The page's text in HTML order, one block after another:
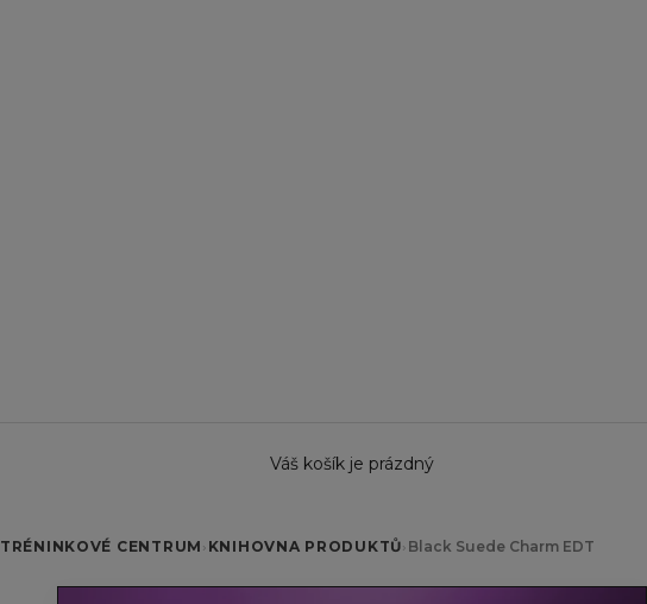
Váš košík je prázdný
TRÉNINKOVÉ CENTRUM › KNIHOVNA PRODUKTŮ› Black Suede Charm EDT